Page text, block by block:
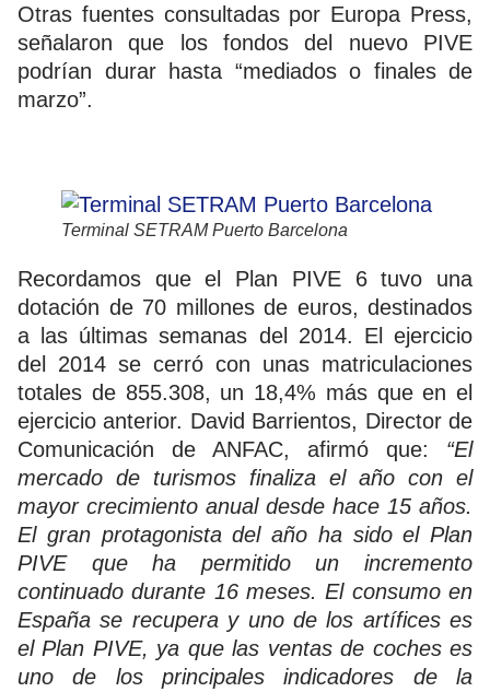
Otras fuentes consultadas por Europa Press,
señalaron que los fondos del nuevo PIVE
podrían durar hasta “mediados o finales de
marzo”.
Terminal SETRAM Puerto Barcelona
Recordamos que el Plan PIVE 6 tuvo una
dotación de 70 millones de euros, destinados
a las últimas semanas del 2014. El ejercicio
del 2014 se cerró con unas matriculaciones
totales de 855.308, un 18,4% más que en el
ejercicio anterior. David Barrientos, Director de
Comunicación de ANFAC, afirmó que: “El
mercado de turismos finaliza el año con el
mayor crecimiento anual desde hace 15 años.
El gran protagonista del año ha sido el Plan
PIVE que ha permitido un incremento
continuado durante 16 meses. El consumo en
España se recupera y uno de los artífices es
el Plan PIVE, ya que las ventas de coches es
uno de los principales indicadores de la